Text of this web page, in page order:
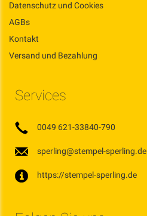
Datenschutz und Cookies
AGBs
Kontakt
Versand und Bezahlung
Services
0049 621-33840-790
sperling@stempel-sperling.de
https://stempel-sperling.de